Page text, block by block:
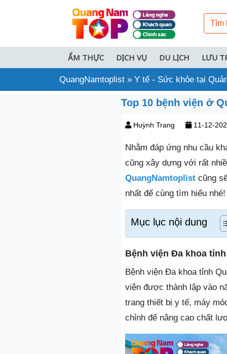
ẨM THỰC DỊCH VỤ DU LỊCH LƯU
QuangNamtoplist » Y tế - Sức khỏe tại
Top 10 bệnh viện ở
Huỳnh Trang 11-12-
Nhằm đáp ứng nhu cầu
cũng xây dựng với rất
QuangNamtoplist cũng
nhất để cùng tìm hiểu nhé!
Mục lục nội dung
Bệnh viện Đa khoa
Bệnh viện Đa khoa tỉnh
viện được thành lập vào
trang thiết bị y tế, máy
chỉnh để nâng cao chất